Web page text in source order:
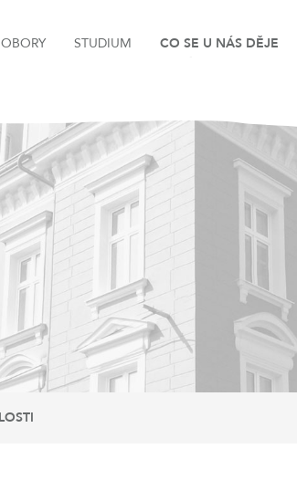
OBORY STUDIUM CO SE U NÁS DĚJE